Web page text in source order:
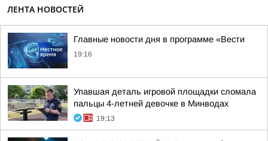
ЛЕНТА НОВОСТЕЙ
Главные новости дня в программе «Вести
19:16
Упавшая деталь игровой площадки сломала
пальцы 4-летней девочке в Минводах
19:13